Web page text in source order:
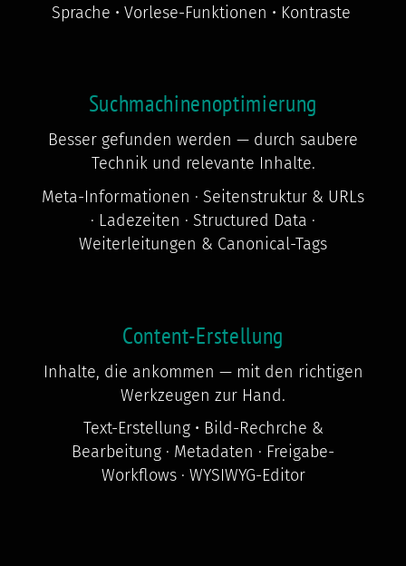
Sprache • Vorlese-Funktionen • Kontraste
Suchmachinenoptimierung
Besser gefunden werden — durch saubere
Technik und relevante Inhalte.
Meta-Informationen · Seitenstruktur & URLs
· Ladezeiten · Structured Data ·
Weiterleitungen & Canonical-Tags
Content-Erstellung
Inhalte, die ankommen — mit den richtigen
Werkzeugen zur Hand.
Text-Erstellung • Bild-Rechrche &
Bearbeitung · Metadaten · Freigabe-
Workflows · WYSIWYG-Editor